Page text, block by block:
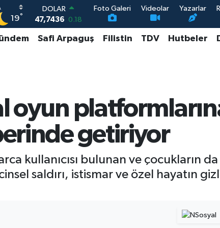
19°
DOLAR
47,7436 0.18
EURO
55,2510 0.32
13.779 -14
Foto Galeri Videolar Yazarlar
Safi Arpaguş Filistin TDV Hutbeler
oyun
getiriyor
kullanıcısı bulunan ve çocukların
saldırı, istismar ve özel hayatın